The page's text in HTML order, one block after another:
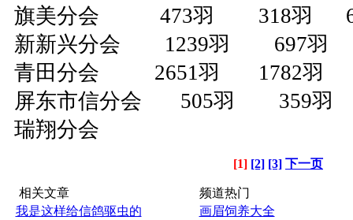
旗美分会 473羽 318羽
新新兴分会 1239羽 697羽
青田分会 2651羽 1782羽
屏东市信分会 505羽 359羽
瑞翔分会
[1] [2] [3] 下一页
相关文章
我是这样给信鸽驱虫的
频道热门
画眉饲养大全